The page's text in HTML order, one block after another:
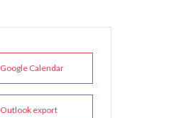
Calendar
Outlook export